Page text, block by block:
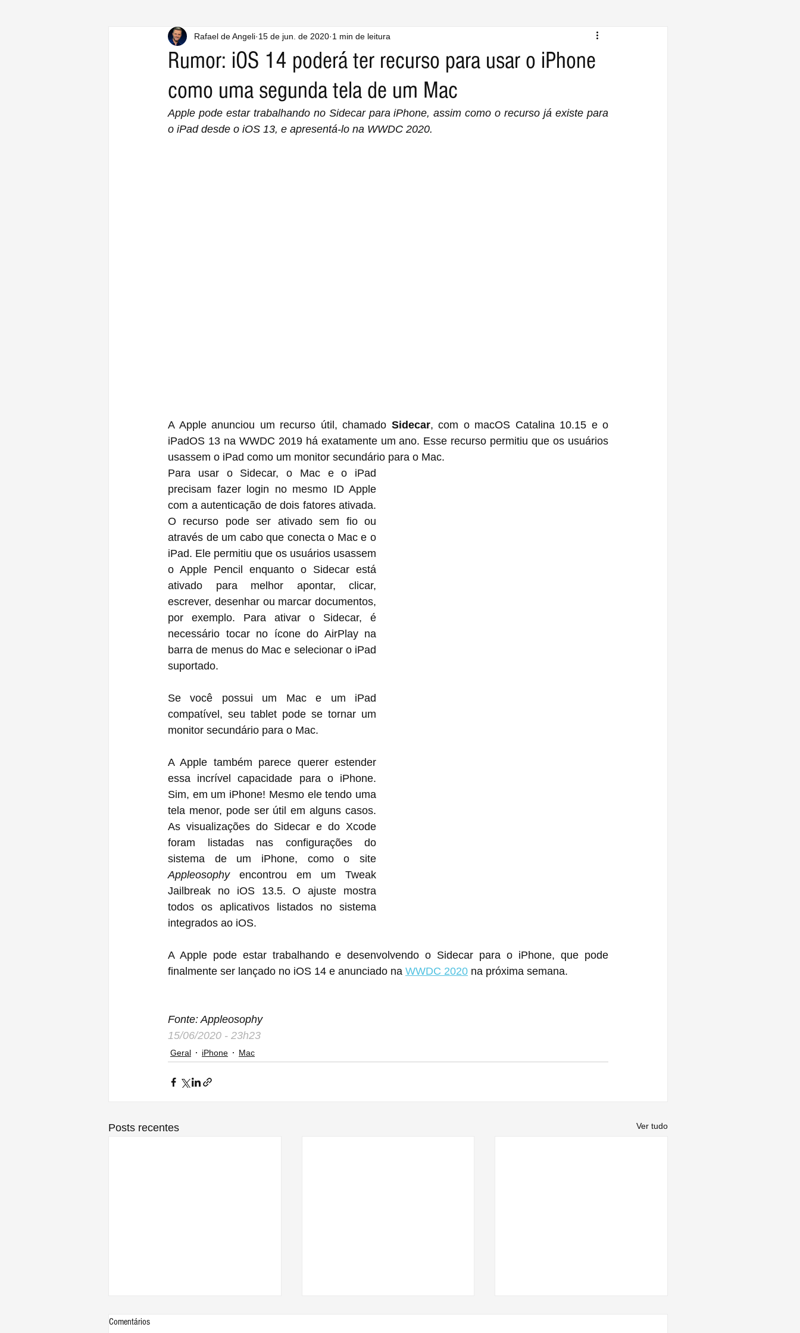
Rumor: iOS 14 poderá ter recurso para usar o iPhone
como uma segunda tela de um Mac
Rafael de Angeli 15 de jun. de 2020 1 min de leitura
Apple pode estar trabalhando no Sidecar para iPhone, assim como o recurso já existe para
o iPad desde o iOS 13, e apresentá-lo na WWDC 2020.
A Apple anunciou um recurso útil, chamado Sidecar, com o macOS Catalina 10.15 e o
iPadOS 13 na WWDC 2019 há exatamente um ano. Esse recurso permitiu que os usuários
usassem o iPad como um monitor secundário para o Mac.
Para usar o Sidecar, o Mac e o iPad
precisam fazer login no mesmo ID Apple
com a autenticação de dois fatores ativada.
O recurso pode ser ativado sem fio ou
através de um cabo que conecta o Mac e o
iPad. Ele permitiu que os usuários usassem
o Apple Pencil enquanto o Sidecar está
ativado para melhor apontar, clicar,
escrever, desenhar ou marcar documentos,
por exemplo. Para ativar o Sidecar, é
necessário tocar no ícone do AirPlay na
barra de menus do Mac e selecionar o iPad
suportado.
Se você possui um Mac e um iPad
compatível, seu tablet pode se tornar um
monitor secundário para o Mac.
A Apple também parece querer estender
essa incrível capacidade para o iPhone.
Sim, em um iPhone! Mesmo ele tendo uma
tela menor, pode ser útil em alguns casos.
As visualizações do Sidecar e do Xcode
foram listadas nas configurações do
Appleosophy encontrou em um Tweak
Jailbreak no iOS 13.5. O ajuste mostra
todos os aplicativos listados no sistema
integrados ao iOS.
A Apple pode estar trabalhando e desenvolvendo o Sidecar para o iPhone, que pode
finalmente ser lançado no iOS 14 e anunciado na WWDC 2020 na próxima semana.
Fonte: Appleosophy
15/06/2020 - 23h23
Geral iPhone Mac
Posts recentes Ver tudo
Comentários